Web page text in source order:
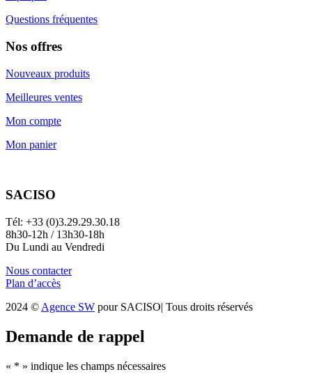
Questions fréquentes
Nos offres
Nouveaux produits
Meilleures ventes
Mon compte
Mon panier
SACISO
Tél: +33 (0)3.29.29.30.18
8h30-12h / 13h30-18h
Du Lundi au Vendredi
Nous contacter
Plan d’accès
2024 © Agence SW pour SACISO| Tous droits réservés
Demande de rappel
« * » indique les champs nécessaires